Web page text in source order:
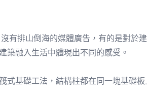
有排山倒海的媒體廣告，有的是對於
築融入生活中體現出不同的感受。
式基礎工法，結構柱都在同一塊基礎